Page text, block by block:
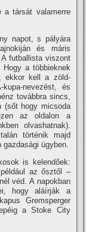
a társát valamerre
napot, s pályára
és máris
futballista viszont
a többieknek
ekkor kell a zöld-
nevezést, és
továbbra sincs,
(sőt hogy micsoda
az oldalon a
olvashatnak).
történik majd
ügyben.
is kelendőek:
az ősztől –
véd. A napokban
hogy aláí­rják a
Gremsperger
a Stoke City